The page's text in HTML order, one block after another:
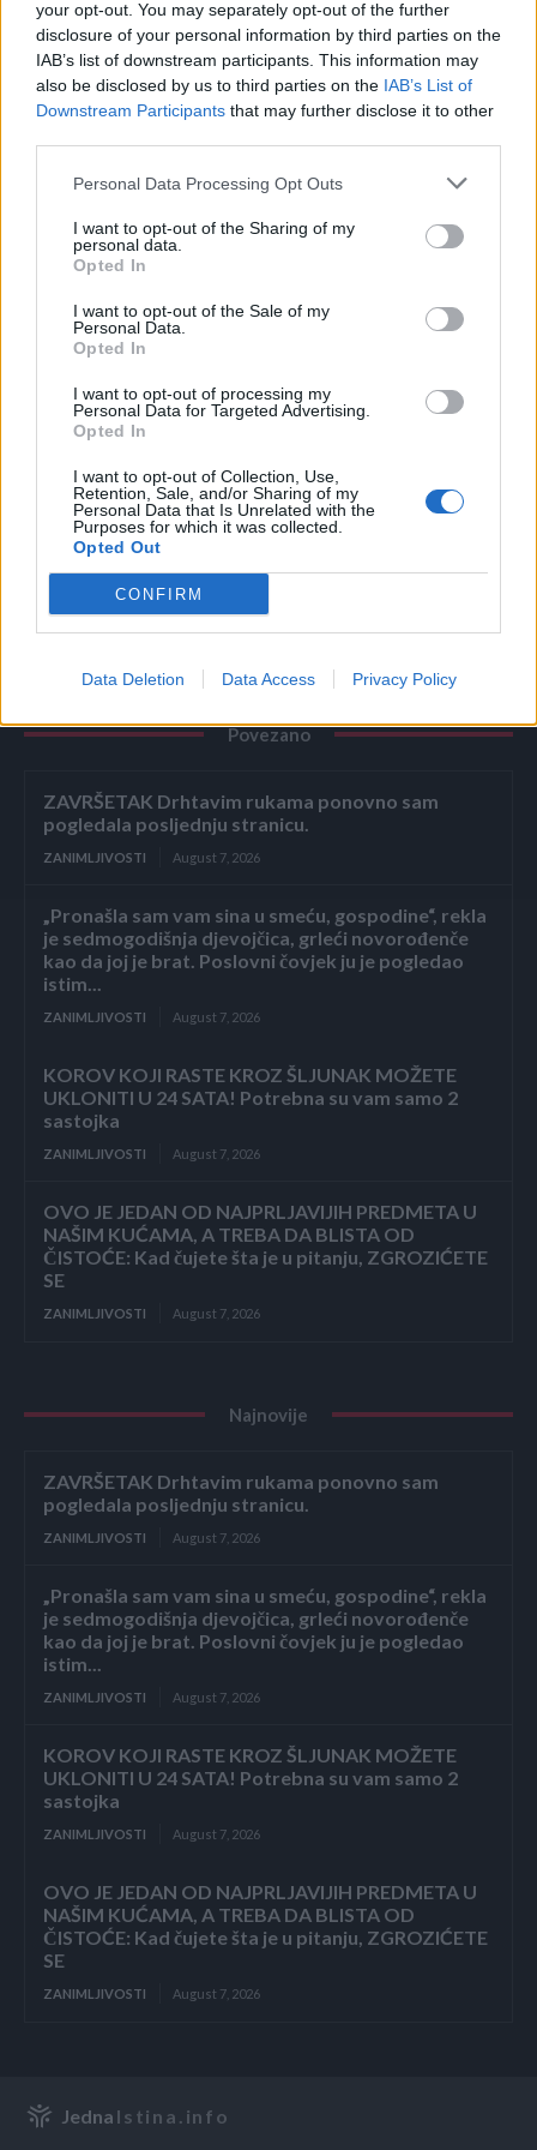
your opt-out. You may separately opt-out of the further
disclosure of your personal information by third parties on the
IAB’s list of downstream participants. This information may
also be disclosed by us to third parties on the IAB’s List of
Downstream Participants that may further disclose it to other
Personal Data Processing Opt Outs
I want to opt-out of the Sharing of my
personal data.
Opted In
I want to opt-out of the Sale of my
Personal Data.
Opted In
I want to opt-out of processing my
Personal Data for Targeted Advertising.
Opted In
I want to opt-out of Collection, Use,
Retention, Sale, and/or Sharing of my
Personal Data that Is Unrelated with the
Purposes for which it was collected.
Opted Out
CONFIRM
Data Deletion Data Access Privacy Policy
djevojka. Da stvar bude gora mene je predstavila kao svoju
mlađu sestru. Osjećala sam se jadno. Kada je tata došao sa
posla odmah sam mu to ispričala, a on je tada rekao da više
ne može trpjeti moje ludorije i da će me poslati u dom ako
samo još jednom nešto ružno kažem za njegovu ženu.
Rekao mi je da sam u zabludi, da je mrzim jer mi je ušla na
i ne sjećam, iskreno voljela bih da i ovo ostalo što sam
zapamtila izbrišem iz sjećanja.
U dom me neće poslati sigurno, sa njegovo ženom neću
potražiti svoju sreću u nepoznatom. Gori život od ovoga
koji živim sigrno nemogu imati.
preuzeto
Povezano
ZAVRŠETAK Drhtavim rukama ponovno sam
pogledala posljednju stranicu.
ZANIMLJIVOSTI August 7, 2026
„Pronašla sam vam sina u smeću, gospodine“, rekla
je sedmogodišnja djevojčica, grleći novorođenče
kao da joj je brat. Poslovni čovjek ju je pogledao
istim...
ZANIMLJIVOSTI August 7, 2026
KOROV KOJI RASTE KROZ ŠLJUNAK MOŽETE
UKLONITI U 24 SATA! Potrebna su vam samo 2
sastojka
ZANIMLJIVOSTI August 7, 2026
OVO JE JEDAN OD NAJPRLJAVIJIH PREDMETA U
NAŠIM KUĆAMA, A TREBA DA BLISTA OD
ČISTOĆE: Kad čujete šta je u pitanju, ZGROZIĆETE
SE
ZANIMLJIVOSTI August 7, 2026
Najnovije
ZAVRŠETAK Drhtavim rukama ponovno sam
pogledala posljednju stranicu.
ZANIMLJIVOSTI August 7, 2026
„Pronašla sam vam sina u smeću, gospodine“, rekla
je sedmogodišnja djevojčica, grleći novorođenče
kao da joj je brat. Poslovni čovjek ju je pogledao
istim...
ZANIMLJIVOSTI August 7, 2026
KOROV KOJI RASTE KROZ ŠLJUNAK MOŽETE
UKLONITI U 24 SATA! Potrebna su vam samo 2
sastojka
ZANIMLJIVOSTI August 7, 2026
OVO JE JEDAN OD NAJPRLJAVIJIH PREDMETA U
NAŠIM KUĆAMA, A TREBA DA BLISTA OD
ČISTOĆE: Kad čujete šta je u pitanju, ZGROZIĆETE
SE
ZANIMLJIVOSTI August 7, 2026
Jedna Istina.info